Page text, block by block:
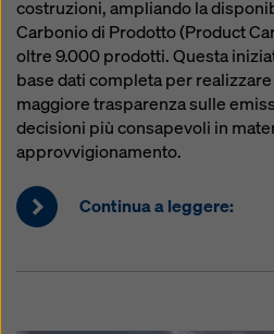
costruzioni, ampliando la
Carbonio di Prodotto (Product
oltre 9.000 prodotti. Questa
base dati completa per
maggiore trasparenza sulle
decisioni più consapevoli in
approvvigionamento.
Continua a leggere: